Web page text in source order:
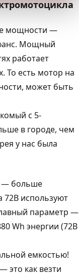
мощности —
Мощный
работает
То есть мотор на
может быть
с 5-
в городе, чем
у нас была
— больше
72В используют
параметр —
Wh энергии (72В
емкостью!
это как везти